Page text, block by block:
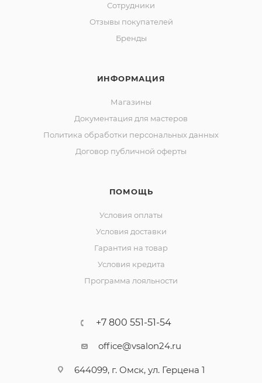
Сотрудники
Отзывы покупателей
Бренды
ИНФОРМАЦИЯ
Магазины
Документация для мастеров
Политика обработки персональных данных
Договор публичной оферты
ПОМОЩЬ
Условия оплаты
Условия доставки
Гарантия на товар
Условия кредита
Программа лояльности
+7 800 551-51-54
office@vsalon24.ru
644099, г. Омск, ул. Герцена 1